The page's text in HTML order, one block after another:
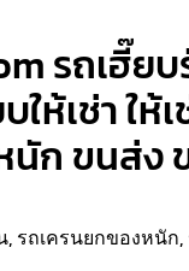
รถเฮี๊ย
ให้เช่า ใ
ก ขนส่ง
, รถเครนยกของหนัก,